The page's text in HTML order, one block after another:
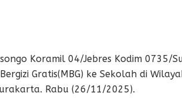
Koramil 04/Jebres Kodim 0735/
Gratis(MBG) ke Sekolah di
Rabu (26/11/2025).